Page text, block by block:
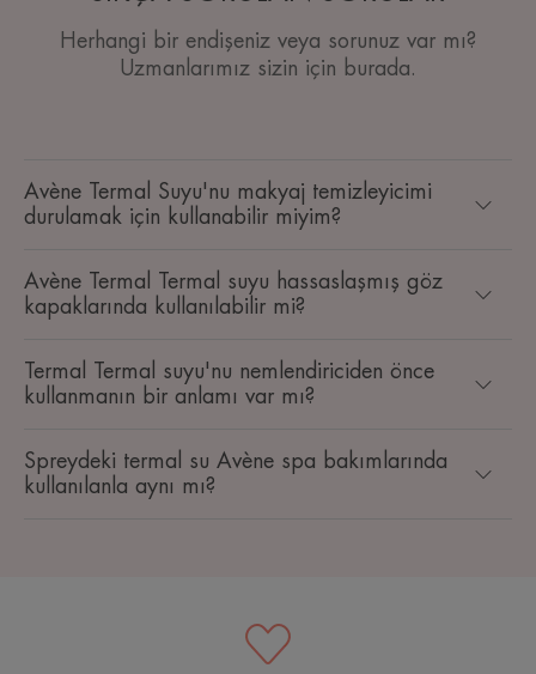
Herhangi bir endişeniz veya sorunuz var mı?
Uzmanlarımız sizin için burada.
Avène Termal Suyu'nu makyaj temizleyicimi
durulamak için kullanabilir miyim?
Avène Termal Termal suyu hassaslaşmış göz
kapaklarında kullanılabilir mi?
Termal Termal suyu'nu nemlendiriciden önce
kullanmanın bir anlamı var mı?
Spreydeki termal su Avène spa bakımlarında
kullanılanla aynı mı?